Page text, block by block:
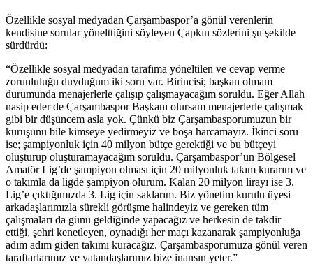
Özellikle sosyal medyadan Çarşambaspor’a gönül verenlerin
kendisine sorular yönelttiğini söyleyen Çapkın sözlerini şu şekilde
sürdürdü:
“Özellikle sosyal medyadan tarafıma yöneltilen ve cevap verme
zorunluluğu duyduğum iki soru var. Birincisi; başkan olmam
durumunda menajerlerle çalışıp çalışmayacağım soruldu. Eğer Allah
nasip eder de Çarşambaspor Başkanı olursam menajerlerle çalışmak
gibi bir düşüncem asla yok. Çünkü biz Çarşambasporumuzun bir
kuruşunu bile kimseye yedirmeyiz ve boşa harcamayız. İkinci soru
ise; şampiyonluk için 40 milyon bütçe gerektiği ve bu bütçeyi
oluşturup oluşturamayacağım soruldu. Çarşambaspor’un Bölgesel
Amatör Lig’de şampiyon olması için 20 milyonluk takım kurarım ve
o takımla da ligde şampiyon olurum. Kalan 20 milyon lirayı ise 3.
Lig’e çıktığımızda 3. Lig için saklarım. Biz yönetim kurulu üyesi
arkadaşlarımızla sürekli görüşme halindeyiz ve gereken tüm
çalışmaları da günü geldiğinde yapacağız ve herkesin de takdir
ettiği, şehri kenetleyen, oynadığı her maçı kazanarak şampiyonluğa
adım adım giden takımı kuracağız. Çarşambasporumuza gönül veren
taraftarlarımız ve vatandaşlarımız bize inansın yeter.”